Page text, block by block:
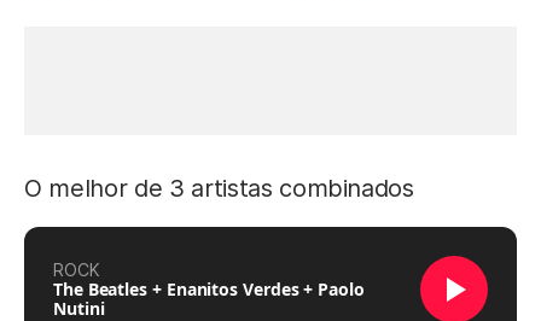
O melhor de 3 artistas combinados
ROCK
The Beatles + Enanitos Verdes + Paolo
Nutini